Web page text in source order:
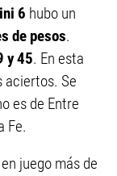
6 hubo un
de pesos.
y 45. En esta
aciertos. Se
es de Entre
Fe.
juego más de